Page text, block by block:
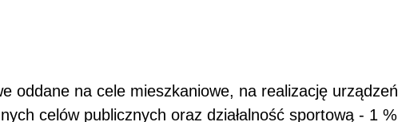
oddane na cele mieszkaniowe, na realizację urządzeń
celów publicznych oraz działalność sportową - 1 %